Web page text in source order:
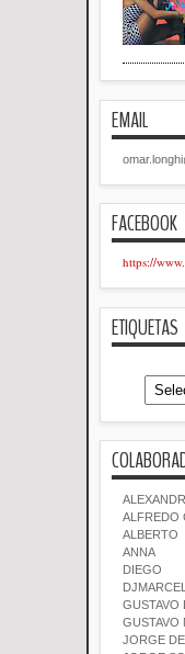
EMAIL
FACEBOOK
https://
ETIQUETAS
ALFREDO
ALBERTO
ANNA
DIEGO
GUSTAVO
GUSTAVO
JORGE DE